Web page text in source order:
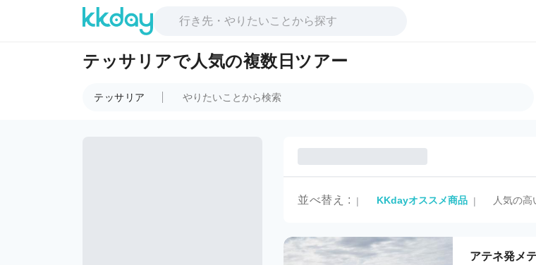
テッサリアで人気の複数日ツアー
テッサリア
並べ替え : | KKdayオススメ商品 | 人気の高
アテネ発メ